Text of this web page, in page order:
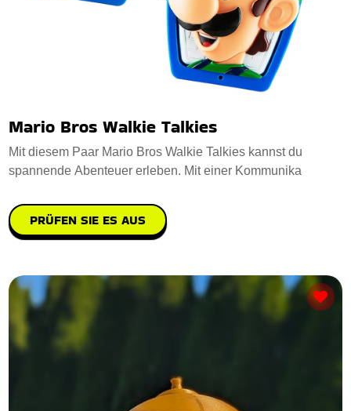
Mario Bros Walkie Talkies
Mit diesem Paar Mario Bros Walkie Talkies kannst du
spannende Abenteuer erleben. Mit einer Kommunika
PRÜFEN SIE ES AUS